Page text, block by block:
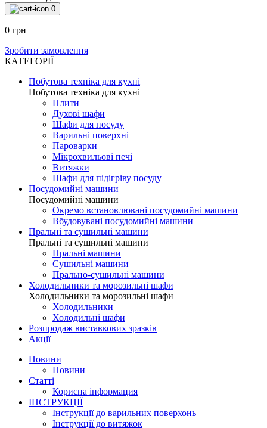
0
0 грн
Зробити замовлення
КАТЕГОРІЇ
Побутова техніка для кухні
Побутова техніка для кухні
Плити
Духові шафи
Шафи для посуду
Варильні поверхні
Пароварки
Мікрохвильові печі
Витяжки
Шафи для підігріву посуду
Посудомийні машини
Посудомийні машини
Окремо встановлювані посудомийні машини
Вбудовувані посудомийні машини
Пральні та сушильні машини
Пральні та сушильні машини
Пральні машини
Сушильні машини
Прально-сушильні машини
Холодильники та морозильні шафи
Холодильники та морозильні шафи
Холодильники
Холодильні шафи
Розпродаж виставкових зразків
Акції
Новини
Новини
Статті
Корисна інформация
ІНСТРУКЦІЇ
Інструкції до варильних поверхонь
Інструкції до витяжок